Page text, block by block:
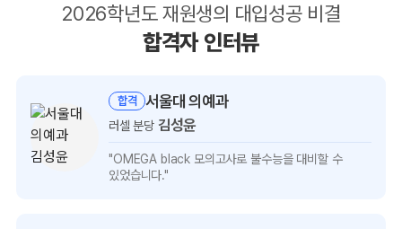
2026학년도 재원생의 대입성공 비결
합격자 인터뷰
합격 서울대 의예과
러셀 분당 김성윤
"OMEGA black 모의고사로 불수능을 대비할 수
있었습니다."